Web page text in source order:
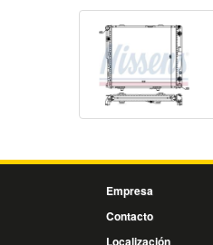
Empresa
Contacto
Localización